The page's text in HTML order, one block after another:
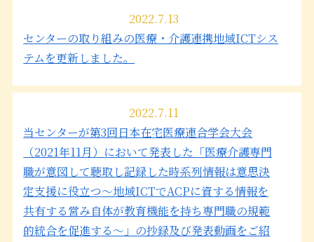
2022.7.13
センターの取り組みの医療・介護連携地域ICTシス
テムを更新しました。
2022.7.11
当センターが第3回日本在宅医療連合学会大会
（2021年11月）において発表した「医療介護専門
職が意図して聴取し記録した時系列情報は意思決
定支援に役立つ～地域ICTでACPに資する情報を
共有する営み自体が教育機能を持ち専門職の規範
的統合を促進する～」の抄録及び発表動画をご紹